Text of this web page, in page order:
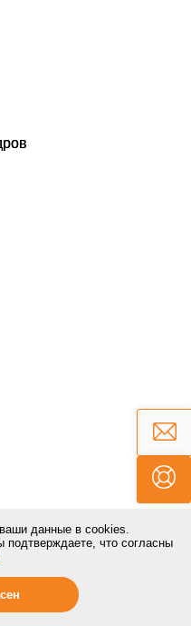
данные в cookies.
подтверждаете, что согласны